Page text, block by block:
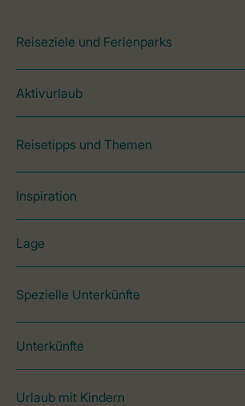
Reiseziele und Ferienparks
Aktivurlaub
Reisetipps und Themen
Inspiration
Lage
Spezielle Unterkünfte
Unterkünfte
Urlaub mit Kindern